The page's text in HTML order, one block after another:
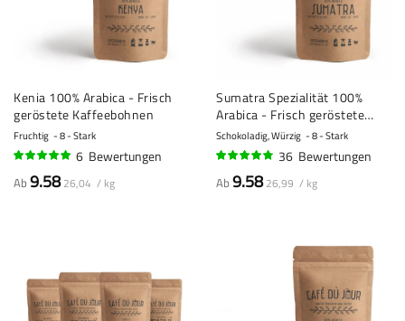
Kenia 100% Arabica - Frisch
geröstete Kaffeebohnen
Fruchtig 8 - Stark
6 Bewertungen
Ab9.58 26,04 / kg
Sumatra Spezialität 100%
Arabica - Frisch geröstete
Kaffeebohnen
Schokoladig, Würzig 8 - Stark
36 Bewertungen
Ab9.58 26,99 / kg